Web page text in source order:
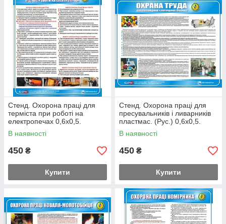
Стенд. Охорона праці для
терміста при роботі на
електропечах 0,6х0,5.
Пластик
В наявності
450 ₴
Купити
Стенд. Охорона праці для
пресувальників і ливарників
пластмас. (Рус.) 0,6х0,5.
Пластик
В наявності
450 ₴
Купити